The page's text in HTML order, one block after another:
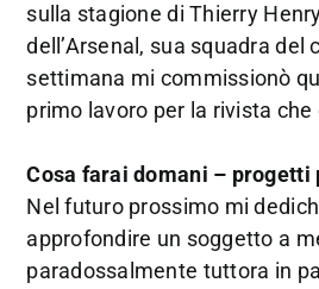
sulla stagione di Thierry
dell’Arsenal, sua squadra del
settimana mi commissionò
primo lavoro per la rivista
Cosa farai domani –
Nel futuro prossimo mi
approfondire un soggetto a
paradossalmente tuttora in